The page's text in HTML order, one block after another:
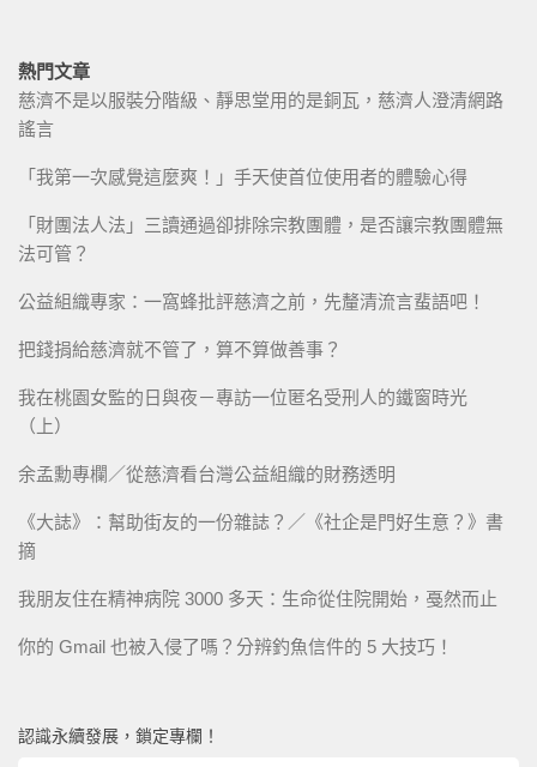
熱門文章
慈濟不是以服裝分階級、靜思堂用的是銅瓦，慈濟人澄清網路
謠言
「我第一次感覺這麼爽！」手天使首位使用者的體驗心得
「財團法人法」三讀通過卻排除宗教團體，是否讓宗教團體無
法可管？
公益組織專家：一窩蜂批評慈濟之前，先釐清流言蜚語吧！
把錢捐給慈濟就不管了，算不算做善事？
我在桃園女監的日與夜－專訪一位匿名受刑人的鐵窗時光
（上）
余孟勳專欄／從慈濟看台灣公益組織的財務透明
《大誌》：幫助街友的一份雜誌？／《社企是門好生意？》書
摘
我朋友住在精神病院 3000 多天：生命從住院開始，戞然而止
你的 Gmail 也被入侵了嗎？分辨釣魚信件的 5 大技巧！
認識永續發展，鎖定專欄！